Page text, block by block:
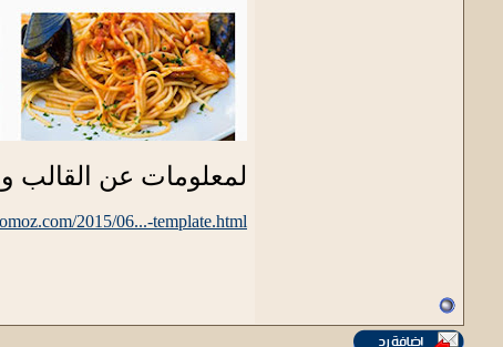
لمعلومات عن القالب
2015/06...-template.html